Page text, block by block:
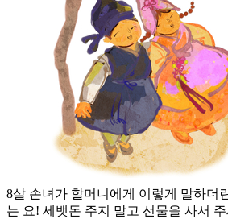
8살 손녀가 할머니에게 이렇게 말하더
는 요! 세뱃돈 주지 말고 선물을 사서